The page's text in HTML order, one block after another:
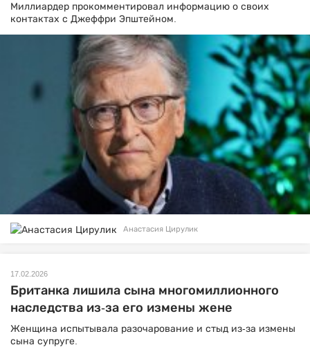
Миллиардер прокомментировал информацию о своих
контактах с Джеффри Эпштейном.
Анастасия Цирулик
17.02.2026
Британка лишила сына многомиллионного
наследства из-за его измены жене
Женщина испытывала разочарование и стыд из-за измены
сына супруге.